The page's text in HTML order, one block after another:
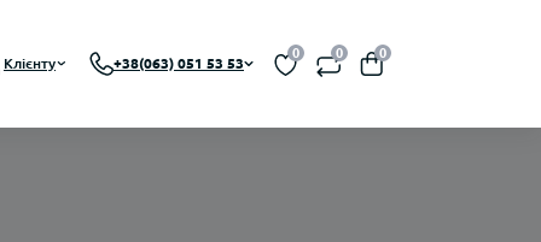
Клієнту +38(063) 051 53 53
0 0 0